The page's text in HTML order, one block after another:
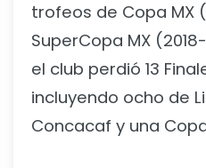
trofeos de Copa MX
SuperCopa MX
el club perdió 13
incluyendo ocho de
Concacaf y una